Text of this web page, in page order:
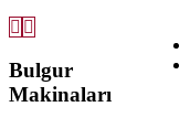
Bulgur
Makinaları